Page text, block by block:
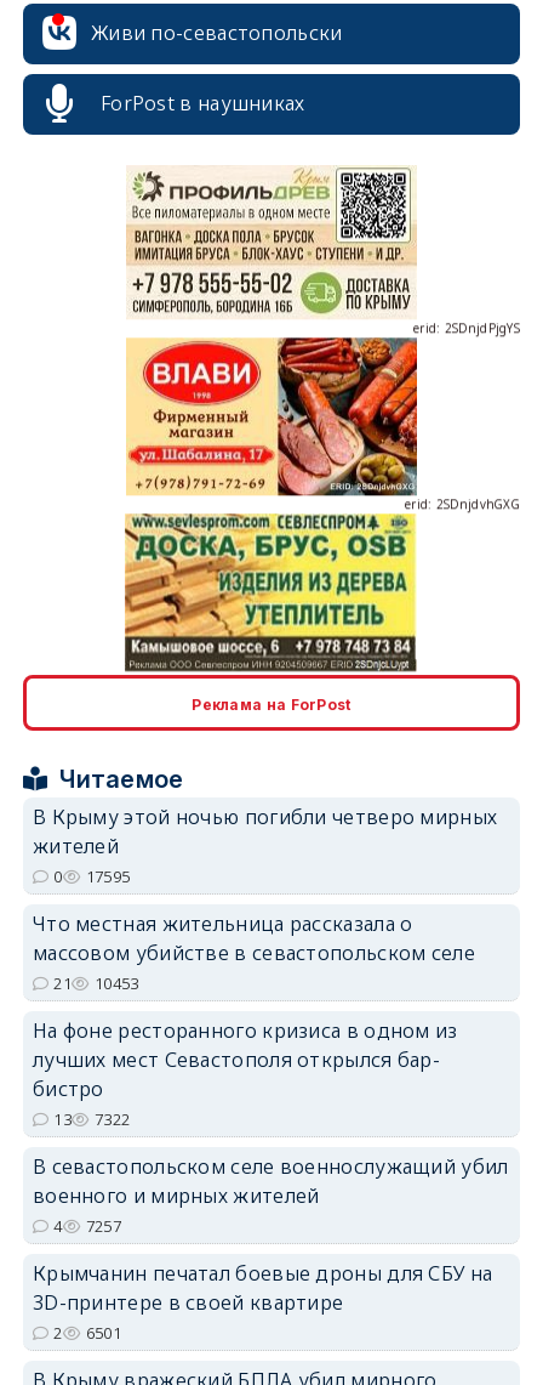
Живи по-севастопольски
ForPost в наушниках
erid: 2SDnjcrDNw6
erid: 2SDnjdvhGXG
erid: 2SDnjdPjgYS
erid: 2SDnjdvhGXG
Реклама на ForPost
Читаемое
В Крыму этой ночью погибли четверо мирных
жителей
0 17595
Что местная жительница рассказала о
массовом убийстве в севастопольском селе
21 10453
На фоне ресторанного кризиса в одном из
лучших мест Севастополя открылся бар-
бистро
13 7322
В севастопольском селе военнослужащий убил
военного и мирных жителей
4 7257
Крымчанин печатал боевые дроны для СБУ на
3D-принтере в своей квартире
2 6501